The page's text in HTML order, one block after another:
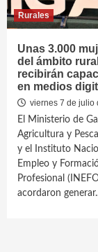
Rurales
Unas 3.000
del ámbito rural
recibirán
en medios
viernes 7 de julio
El Ministerio de
Agricultura y
y el Instituto
Empleo y
Profesional
acordaron